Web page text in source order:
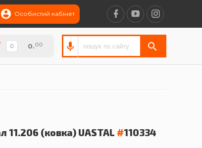
Особистий кабінет
0.00
11.206 (ковка) UASTAL #110334